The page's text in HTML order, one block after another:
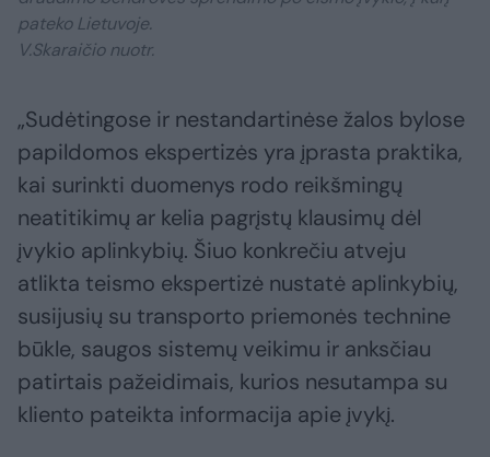
pateko Lietuvoje.
V.Skaraičio nuotr.
„Sudėtingose ir nestandartinėse žalos bylose
papildomos ekspertizės yra įprasta praktika,
kai surinkti duomenys rodo reikšmingų
neatitikimų ar kelia pagrįstų klausimų dėl
įvykio aplinkybių. Šiuo konkrečiu atveju
atlikta teismo ekspertizė nustatė aplinkybių,
susijusių su transporto priemonės technine
būkle, saugos sistemų veikimu ir anksčiau
patirtais pažeidimais, kurios nesutampa su
kliento pateikta informacija apie įvykį.